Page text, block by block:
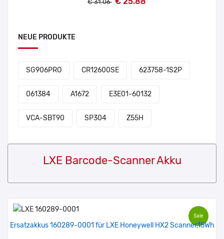
€ 31.06
NEUE PRODUKTE
SG906PRO CR12600SE 623758-1S2P
061384 A1672 E3E01-60132
VCA-SBT90 SP304 Z55H
LXE Barcode-Scanner Akku
Sale
Ersatzakkus 160289-0001 für LXE Honeywell HX2 Scanner,15Wh